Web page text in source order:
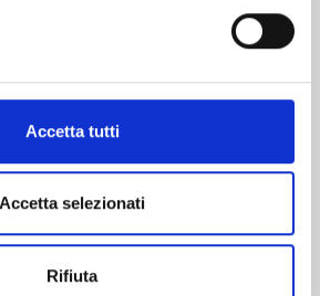
Accetta tutti
Accetta selezionati
Rifiuta
APPARTAMENTO -
FUTURO DELL’ABITARE A NOVARA 🌿 Nel cuore del